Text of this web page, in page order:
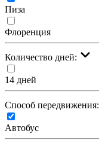
Пиза
Флоренция
Количество дней:
14 дней
Cпособ передвижения:
Автобус